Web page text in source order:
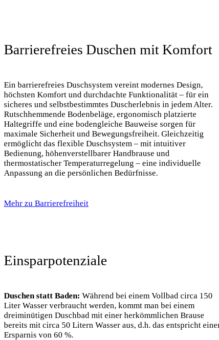
Barrierefreies Duschen mit Komfort
Ein barrierefreies Duschsystem vereint modernes Design,
höchsten Komfort und durchdachte Funktionalität – für ein
sicheres und selbstbestimmtes Duscherlebnis in jedem Alter.
Rutschhemmende Bodenbeläge, ergonomisch platzierte
Haltegriffe und eine bodengleiche Bauweise sorgen für
maximale Sicherheit und Bewegungsfreiheit. Gleichzeitig
ermöglicht das flexible Duschsystem – mit intuitiver
Bedienung, höhenverstellbarer Handbrause und
thermostatischer Temperaturregelung – eine individuelle
Anpassung an die persönlichen Bedürfnisse.
Mehr zu Barrierefreiheit
Einsparpotenziale
Duschen statt Baden: Während bei einem Vollbad circa 150
Liter Wasser verbraucht werden, kommt man bei einem
dreiminütigen Duschbad mit einer herkömmlichen Brause
bereits mit circa 50 Litern Wasser aus, d.h. das entspricht
Ersparnis von 60 %.